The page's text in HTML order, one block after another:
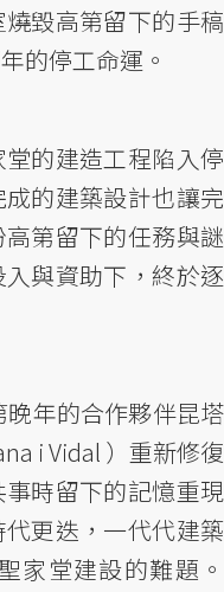
毀高第留下的手稿
的停工命運。
的建造工程陷入停
的建築設計也讓完
第留下的任務與謎
與資助下，終於逐
年的合作夥伴昆塔
i Vidal ）重新修復
時留下的記憶重現
更迭，一代代建築
家堂建設的難題。